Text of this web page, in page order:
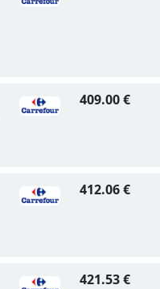
409.00 €
412.06 €
421.53 €